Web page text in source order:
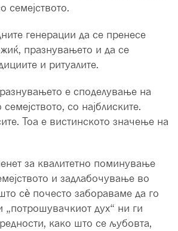
семејството.
генерации да се пренесе
празнувањето и да се
и ритуалите.
е споделување на
со најблиските.
Тоа е вистинското значење на
за квалитетно поминување
и задлабочување во
сè почесто забораваме да го
„потрошувачкиот дух“ ни ги
како што се љубовта,